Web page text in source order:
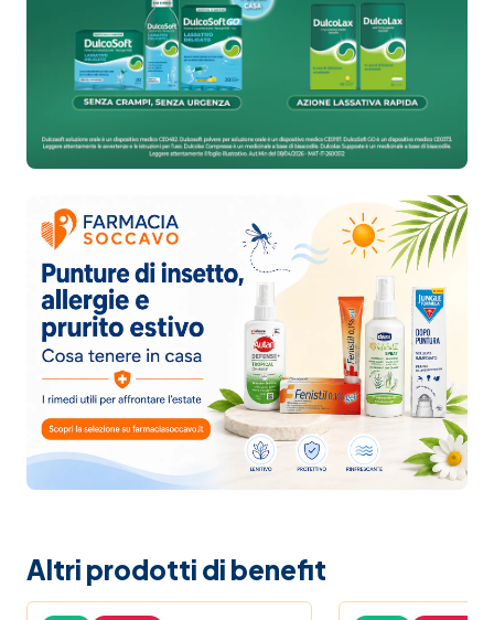
Altri prodotti di benefit